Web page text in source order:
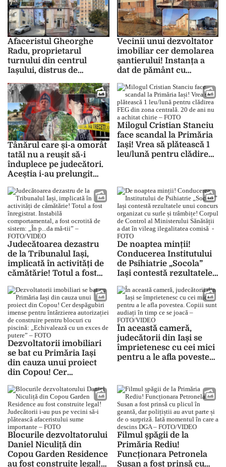
întârziere – FOTO
Afaceristul Gheorghe
Radu, proprietarul
turnului din centrul
Iașului, distrus de
plătească un impozit
uriaș pe clădire. Are de
achitat și un credit de
800.000 de euro la bănci
– FOTO
Vecinii unui dezvoltator
imobiliar cer demolarea
șantierului! Instanța a
dat de pământ cu
– FOTO
Tânărul care și-a omorât
tatăl nu a reușit să-i
înduplece pe judecători.
Aceștia i-au prelungit
multe voci spun că a fost
vorba doar despre
legitimă apărare –
EXCLUSIV/FOTO/ VIDEO
Milogul Cristian Stanciu
face scandal la Primăria
Iași! Vrea să plătească 1
leu/lună pentru clădirea
Judecătoarea dezastru
de la Tribunalul Iași,
implicată în activități de
cămătărie! Totul a fost
comportamental, a fost
ocrotită de sistem: „În p…
da mă-tii” – FOTO/VIDEO
De noaptea minții!
Conducerea Institutului
de Psihiatrie „Socola”
Iași contestă rezultatele
cu surle și trâmbițe!
Corpul de Control al
Ministerului Sănătății a
dat în vileag ilegalitatea
comisă – FOTO
Dezvoltatorii imobiliari
se bat cu Primăria Iași
din cauza unui proiect
din Copou! Cer
pentru întârzierea
autorizației de
construire pentru
blocuri cu piscină:
„Echivalează cu un exces
de putere” – FOTO
În această cameră,
judecătorii din Iași se
împrietenesc cu cei mici
pentru a le afla povestea.
FOTO/VIDEO
Blocurile dezvoltatorului
Daniel Niculiță din
Copou Garden Residence
au fost construite legal!
Filmul șpăgii de la
Primăria Rediu!
Funcționara Petronela
Susan a fost prinsă cu